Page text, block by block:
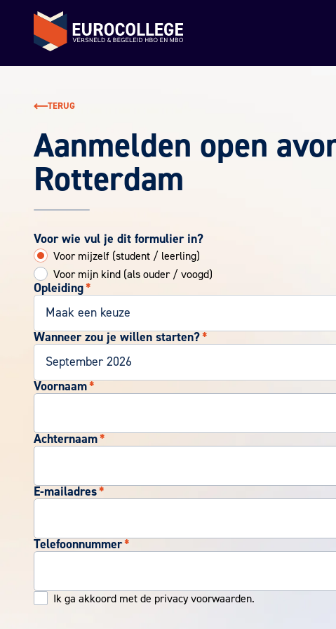
Terug naar de homepage
TERUG
Aanmelden open
Rotterdam
Voor wie vul je dit formulier in?
Voor mijzelf (student / leerling)
Voor mijn kind (als ouder / voogd)
Opleiding*
Wanneer zou je willen starten?*
Voornaam*
Achternaam*
E-mailadres*
Telefoonnummer*
Ik ga akkoord met de privacy voorwaarden.